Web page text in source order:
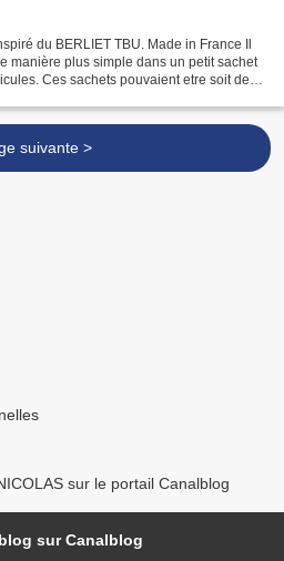
du BERLIET TBU. Made in France Il
manière plus simple dans un petit sachet
Ces sachets pouvaient etre soit de
suivante >
sur le portail Canalblog
sur Canalblog